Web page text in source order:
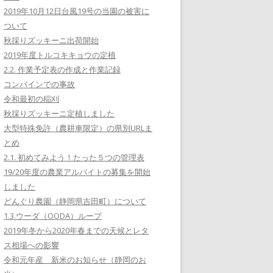
2019年10月12日台風19号の当園の被害に
ついて
秋採りズッキーニ出荷開始
2019年度トルコキキョウの定植
2.2. 作業予定表の作成と作業記録
コンバインでの事故
令和最初の稲刈
秋採りズッキーニ定植しました
大型特殊免許（農耕車限定）の県別URLま
とめ
2.1. 初めてみよう！たった５つの管理表
19/20年度の農業アルバイトの募集を開始
しました
どんぐり農園（静岡県吉田町）について
1.3.ウーダ（OODA）ループ
2019年冬から2020年春までの天候とレタ
ス相場への影響
令和元年産 新米のお知らせ（静岡のお